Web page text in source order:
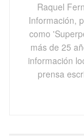
Raquel
Información,
como
más de 25
información
prensa